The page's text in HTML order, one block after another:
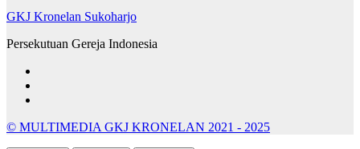
GKJ Kronelan Sukoharjo
Persekutuan Gereja Indonesia
© MULTIMEDIA GKJ KRONELAN 2021 - 2025